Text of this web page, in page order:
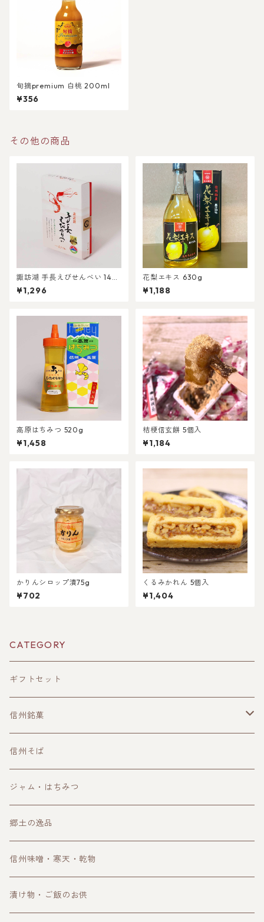
旬摘premium 白桃 200ml
¥356
その他の商品
諏訪湖 手長えびせんべい 14個
入
¥1,296
花梨エキス 630g
¥1,188
高原はちみつ 520g
¥1,458
桔梗信玄餅 5個入
¥1,184
かりんシロップ漬75g
¥702
くるみかれん 5個入
¥1,404
CATEGORY
ギフトセット
信州銘菓
洋菓子
和菓子
信州そば
ジャム・はちみつ
郷土の逸品
信州味噌・寒天・乾物
漬け物・ご飯のお供